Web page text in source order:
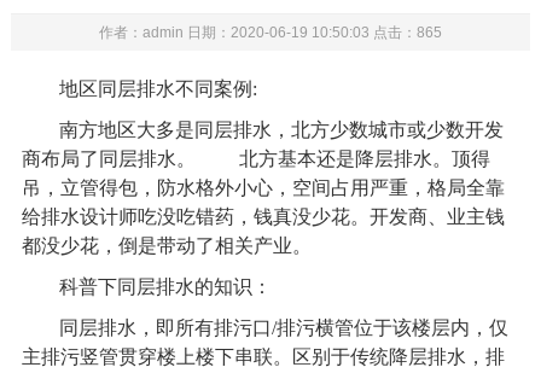
作者：admin 日期：2020-06-19 10:50:03 点击：865
地区同层排水不同案例:
南方地区大多是同层排水，北方少数城市或少数开发
商布局了同层排水。 北方基本还是降层排水。顶得
吊，立管得包，防水格外小心，空间占用严重，格局全靠
给排水设计师吃没吃错药，钱真没少花。开发商、业主钱
都没少花，倒是带动了相关产业。
科普下同层排水的知识：
同层排水，即所有排污口/排污横管位于该楼层内，仅
主排污竖管贯穿楼上楼下串联。区别于传统降层排水，排